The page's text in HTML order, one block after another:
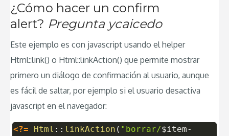
¿Cómo hacer un confirm
alert? Pregunta ycaicedo
Este ejemplo es con javascript usando el helper
Html::link() o Html::linkAction() que permite mostrar
primero un diálogo de confirmación al usuario, aunque
es fácil de saltar, por ejemplo si el usuario desactiva
javascript en el navegador:
<?= Html :: linkAction ( "borrar/$item-